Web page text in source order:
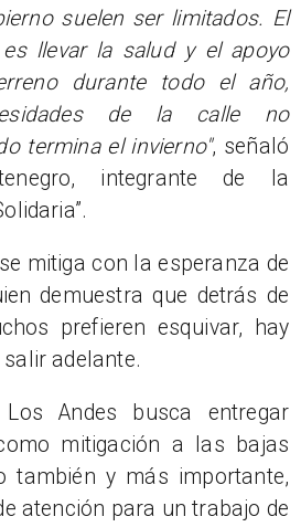
suelen ser limitados. El
es llevar la salud y el apoyo
durante todo el año,
de la calle no
termina el invierno", señaló
integrante de la
mitiga con la esperanza de
demuestra que detrás de
prefieren esquivar, hay
adelante.
Andes busca entregar
mitigación a las bajas
también y más importante,
atención para un trabajo de